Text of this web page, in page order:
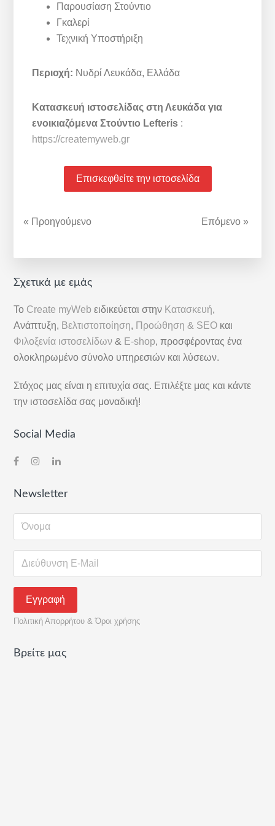
Παρουσίαση Στούντιο
Γκαλερί
Τεχνική Υποστήριξη
Περιοχή: Νυδρί Λευκάδα, Ελλάδα
Κατασκευή ιστοσελίδας στη Λευκάδα για
ενοικιαζόμενα Στούντιο Lefteris :
https://createmyweb.gr
Επισκεφθείτε την ιστοσελίδα
« Προηγούμενο Επόμενο »
Αρχική
Στήλη
Σχετικά με εμάς
Το Create myWeb ειδικεύεται στην Κατασκευή,
Ανάπτυξη, Βελτιστοποίηση, Προώθηση & SEO και
Φιλοξενία ιστοσελίδων & E-shop, προσφέροντας ένα
ολοκληρωμένο σύνολο υπηρεσιών και λύσεων.
Στόχος μας είναι η επιτυχία σας. Επιλέξτε μας και κάντε
την ιστοσελίδα σας μοναδική!
Social Media
Newsletter
Πολιτική Απορρήτου & Όροι χρήσης
Βρείτε μας